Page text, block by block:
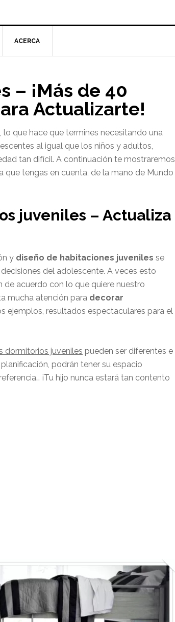
ACERCA
– ¡Más de 40
Actualizarte!
que hace que termines necesitando una
al igual que los niños y adultos,
tan difícil. A continuación te mostraremos
que tengas en cuenta, de la mano de Mundo
juveniles – Actualiza
y diseño de habitaciones juveniles se
del adolescente. A veces esto
acuerdo con lo que quiere nuestro
mucha atención para decorar
ejemplos, resultados espectaculares para el
dormitorios juveniles pueden ser diferentes e
podrán tener su espacio
¡Tu hijo nunca estará tan contento